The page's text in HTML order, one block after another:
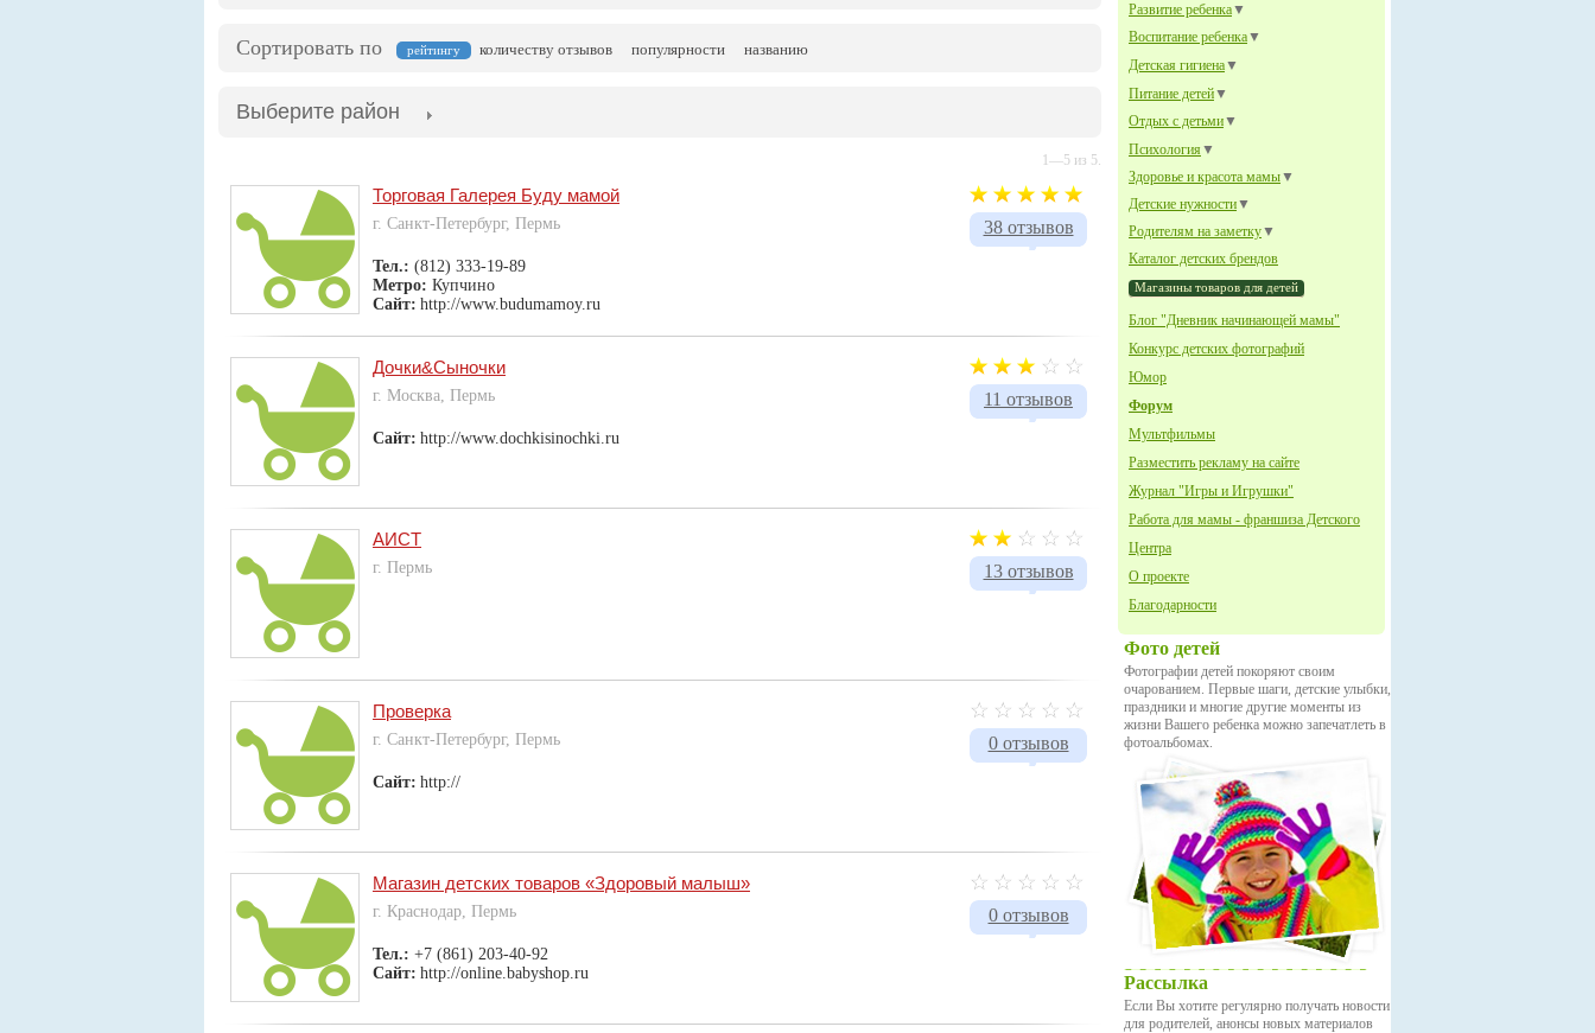
Развитие ребенка▼
Воспитание ребенка▼
Детская гигиена▼
Питание детей▼
Отдых с детьми▼
Психология ▼
Здоровье и красота мамы▼
Детские нужности▼
Родителям на заметку▼
Каталог детских брендов
Магазины товаров для детей
Блог "Дневник начинающей мамы"
Конкурс детских фотографий
Юмор
Форум
Мультфильмы
Разместить рекламу на сайте
Журнал "Игры и Игрушки"
Работа для мамы - франшиза Детского
Центра
О проекте
Благодарности
Фото детей
Фотографии детей покоряют своим
очарованием. Первые шаги, детские улыбки,
праздники и многие другие моменты из
жизни Вашего ребенка можно запечатлеть в
фотоальбомах.
Рассылка
Если Вы хотите регулярно получать новости
для родителей, анонсы новых материалов
Сортировать по рейтингу количеству отзывов популярности названию
Выберите район
1—5 из 5.
38 отзывов
Торговая Галерея Буду мамой
г. Санкт-Петербург, Пермь
Тел.: (812) 333-19-89
Метро: Купчино
Сайт: http://www.budumamoy.ru
11 отзывов
Дочки&Сыночки
г. Москва, Пермь
Сайт: http://www.dochkisinochki.ru
13 отзывов
АИСТ
г. Пермь
0 отзывов
Проверка
г. Санкт-Петербург, Пермь
Сайт: http://
0 отзывов
Магазин детских товаров «Здоровый малыш»
г. Краснодар, Пермь
Тел.: +7 (861) 203-40-92
Сайт: http://online.babyshop.ru